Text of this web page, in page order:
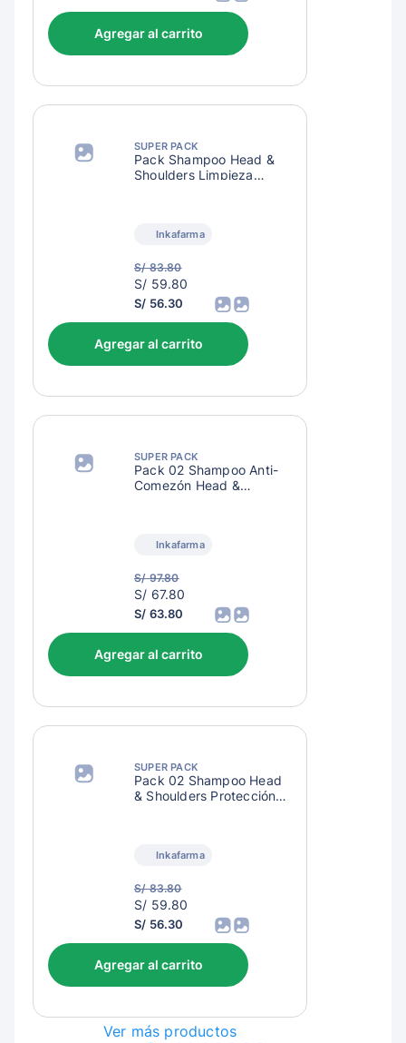
Agregar al carrito
SUPER PACK
Pack Shampoo Head &
Shoulders Limpieza
Inkafarma
S/ 83.80
S/
62.80
S/ 59.80
S/ 56.30
Agregar al carrito
SUPER PACK
Pack 02 Shampoo Anti-
Comezón Head &
Inkafarma
S/ 97.80
S/
70.80
S/ 67.80
S/ 63.80
Agregar al carrito
SUPER PACK
Pack 02 Shampoo Head
& Shoulders Protección
Inkafarma
S/ 83.80
S/
62.80
S/ 59.80
S/ 56.30
Agregar al carrito
Ver más productos